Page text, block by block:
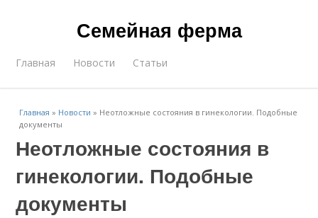
Семейная ферма
Главная Новости Статьи
Главная » Новости » Неотложные состояния в гинекологии. Подобные
документы
Неотложные состояния в
гинекологии. Подобные
документы